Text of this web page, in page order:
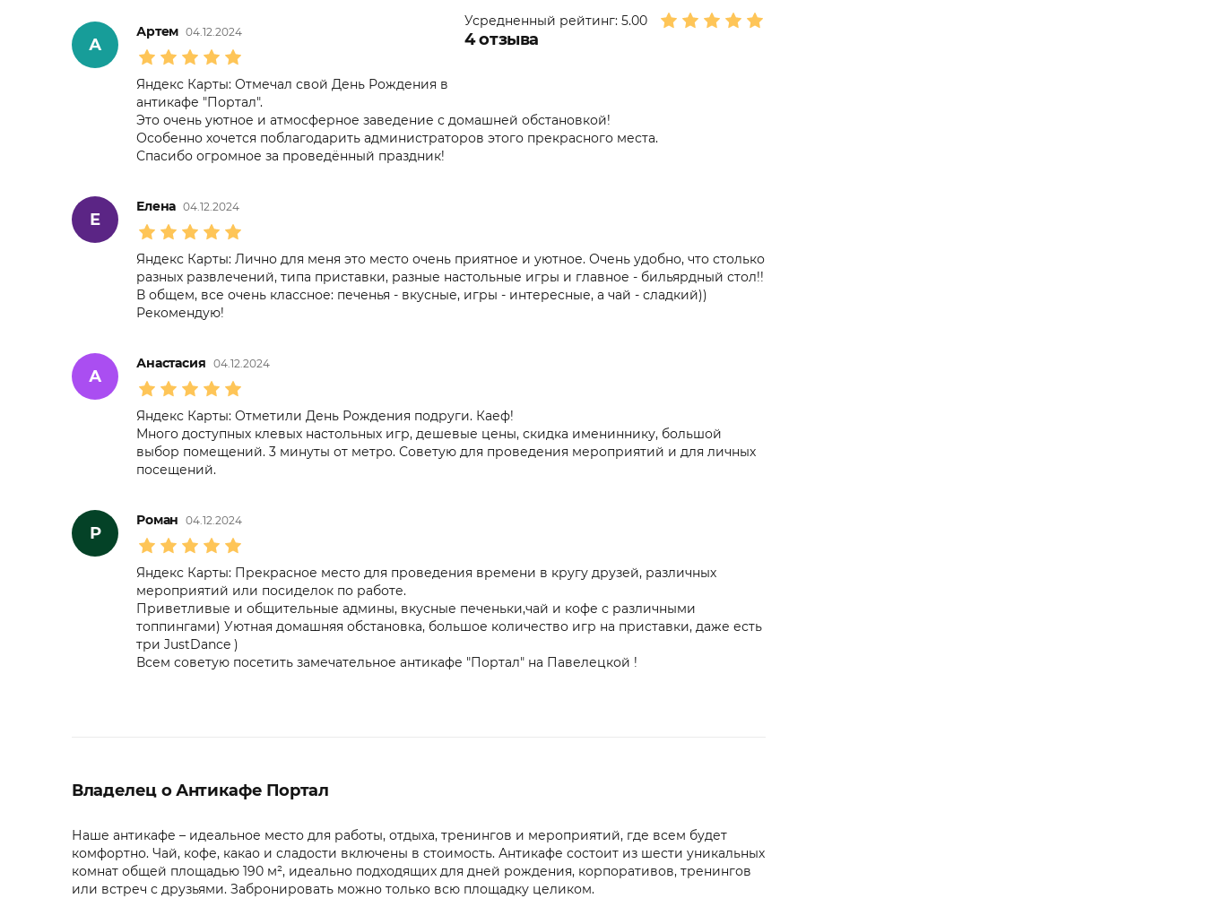
Усредненный рейтинг: 5.00
4отзыва
А
Артем 04.12.2024
Яндекс Карты: Отмечал свой День Рождения в
антикафе "Портал".
Это очень уютное и атмосферное заведение с домашней обстановкой!
Особенно хочется поблагодарить администраторов этого прекрасного места.
Спасибо огромное за проведённый праздник!
Е
Елена 04.12.2024
Яндекс Карты: Лично для меня это место очень приятное и уютное. Очень удобно, что столько
разных развлечений, типа приставки, разные настольные игры и главное - бильярдный стол!!
В общем, все очень классное: печенья - вкусные, игры - интересные, а чай - сладкий))
Рекомендую!
А
Анастасия 04.12.2024
Яндекс Карты: Отметили День Рождения подруги. Каеф!
Много доступных клевых настольных игр, дешевые цены, скидка имениннику, большой
выбор помещений. 3 минуты от метро. Советую для проведения мероприятий и для личных
посещений.
Р
Роман 04.12.2024
Яндекс Карты: Прекрасное место для проведения времени в кругу друзей, различных
мероприятий или посиделок по работе.
Приветливые и общительные админы, вкусные печеньки,чай и кофе с различными
топпингами) Уютная домашняя обстановка, большое количество игр на приставки, даже есть
три JustDance )
Всем советую посетить замечательное антикафе "Портал" на Павелецкой !
Владелец о Антикафе Портал
Наше антикафе – идеальное место для работы, отдыха, тренингов и мероприятий, где всем будет
комфортно. Чай, кофе, какао и сладости включены в стоимость. Антикафе состоит из шести уникальных
комнат общей площадью 190 м², идеально подходящих для дней рождения, корпоративов, тренингов
или встреч с друзьями. Забронировать можно только всю площадку целиком.